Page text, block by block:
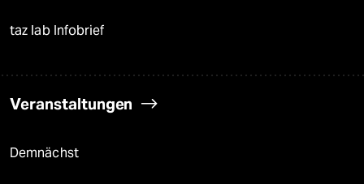
taz lab Infobrief
Veranstaltungen
Demnächst